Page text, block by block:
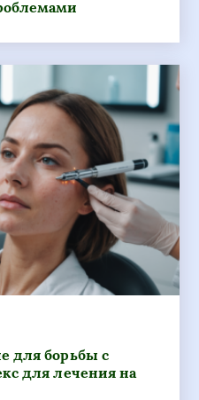
для борьбы с
для лечения на